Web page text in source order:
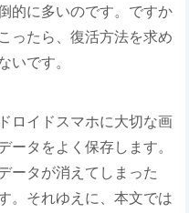
的に多いのです。ですか
ったら、復活方法を求め
いです。
ロイドスマホに大切な画
ータをよく保存します。
ータが消えてしまった
。それゆえに、本文では